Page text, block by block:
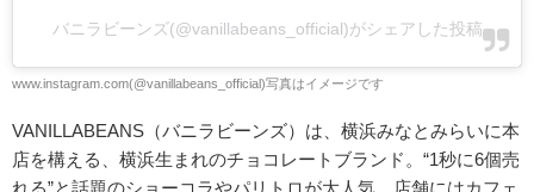
バニラビーンズ(@vanillabeans_official)がシェアした投稿
www.instagram.com(@vanillabeans_official)写真はイメージです
VANILLABEANS（バニラビーンズ）は、横浜みなとみらいに本
店を構える、横浜生まれのチョコレートブランド。“1秒に6個売
れる”と話題のショーコラやパリトロが大人気。店舗にはカフェ